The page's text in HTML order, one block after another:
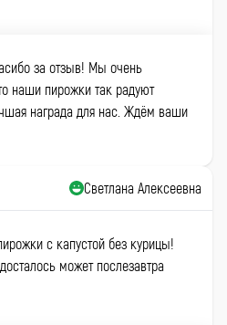
за отзыв! Мы очень
наши пирожки так радуют
награда для нас. Ждём ваши
Светлана Алексеевна
с капустой без курицы!
может послезавтра